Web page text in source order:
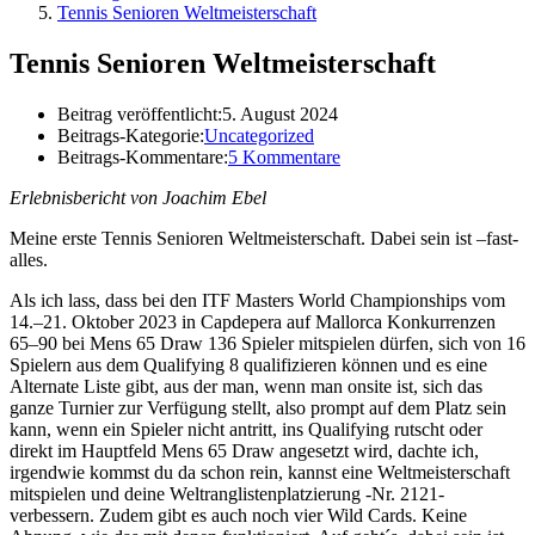
Tennis Senioren Weltmeisterschaft
Tennis Senioren Weltmeisterschaft
Beitrag veröffentlicht:5. August 2024
Beitrags-Kategorie:Uncategorized
Beitrags-Kommentare:5 Kommentare
Erlebnisbericht von Joachim Ebel
Meine erste Tennis Senioren Weltmeisterschaft. Dabei sein ist –fast-
alles.
Als ich lass, dass bei den ITF Masters World Championships vom
14.–21. Oktober 2023 in Capdepera auf Mallorca Konkurrenzen
65–90 bei Mens 65 Draw 136 Spieler mitspielen dürfen, sich von 16
Spielern aus dem Qualifying 8 qualifizieren können und es eine
Alternate Liste gibt, aus der man, wenn man onsite ist, sich das
ganze Turnier zur Verfügung stellt, also prompt auf dem Platz sein
kann, wenn ein Spieler nicht antritt, ins Qualifying rutscht oder
direkt im Hauptfeld Mens 65 Draw angesetzt wird, dachte ich,
irgendwie kommst du da schon rein, kannst eine Weltmeisterschaft
mitspielen und deine Weltranglistenplatzierung -Nr. 2121-
verbessern. Zudem gibt es auch noch vier Wild Cards. Keine